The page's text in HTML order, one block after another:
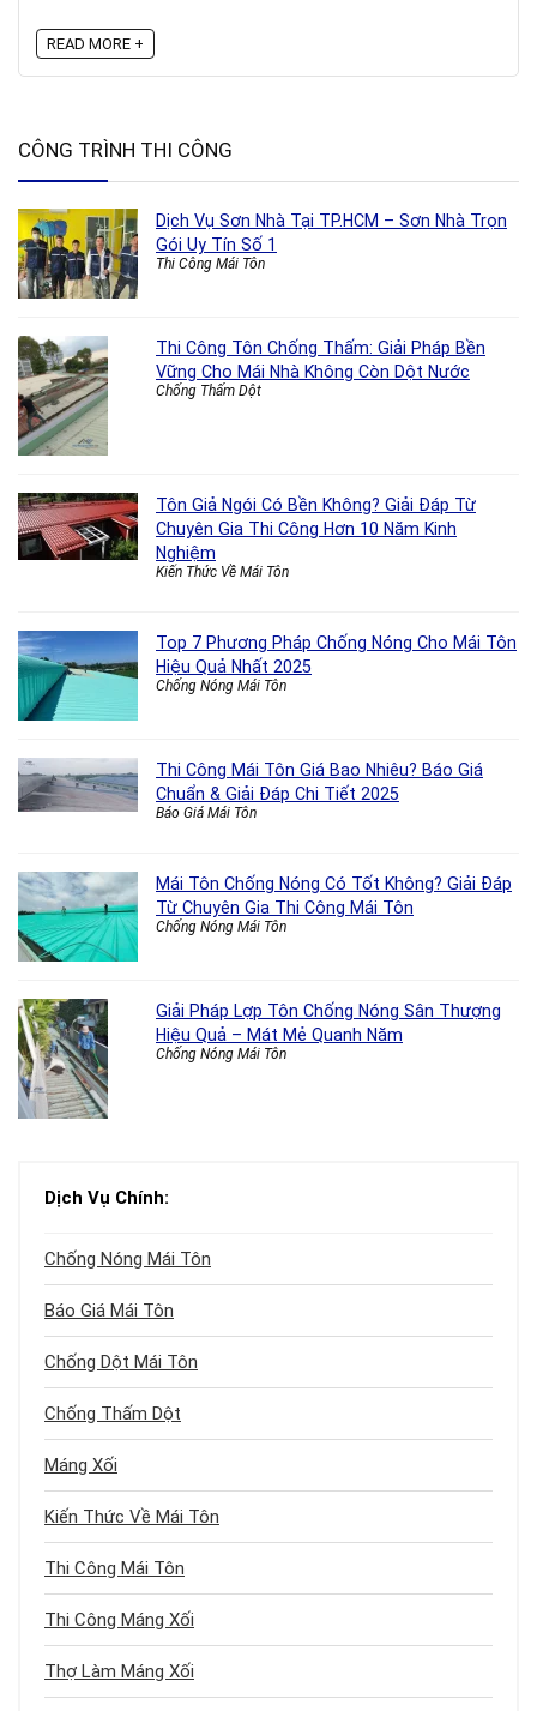
READ MORE +
CÔNG TRÌNH THI CÔNG
Dịch Vụ Sơn Nhà Tại TP.HCM – Sơn Nhà Trọn
Gói Uy Tín Số 1
Thi Công Mái Tôn
Thi Công Tôn Chống Thấm: Giải Pháp Bền
Vững Cho Mái Nhà Không Còn Dột Nước
Chống Thấm Dột
Tôn Giả Ngói Có Bền Không? Giải Đáp Từ
Chuyên Gia Thi Công Hơn 10 Năm Kinh
Nghiệm
Kiến Thức Về Mái Tôn
Top 7 Phương Pháp Chống Nóng Cho Mái Tôn
Hiệu Quả Nhất 2025
Chống Nóng Mái Tôn
Thi Công Mái Tôn Giá Bao Nhiêu? Báo Giá
Chuẩn & Giải Đáp Chi Tiết 2025
Báo Giá Mái Tôn
Mái Tôn Chống Nóng Có Tốt Không? Giải Đáp
Từ Chuyên Gia Thi Công Mái Tôn
Chống Nóng Mái Tôn
Giải Pháp Lợp Tôn Chống Nóng Sân Thượng
Hiệu Quả – Mát Mẻ Quanh Năm
Chống Nóng Mái Tôn
Dịch Vụ Chính:
Chống Nóng Mái Tôn
Báo Giá Mái Tôn
Chống Dột Mái Tôn
Chống Thấm Dột
Máng Xối
Kiến Thức Về Mái Tôn
Thi Công Mái Tôn
Thi Công Máng Xối
Thợ Làm Máng Xối